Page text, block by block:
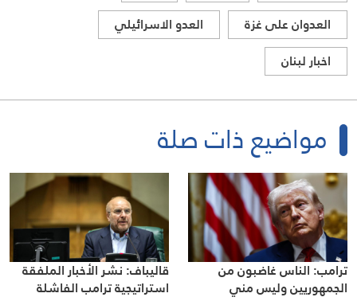
العدوان على غزة
العدو الاسرائيلي
اخبار لبنان
مواضيع ذات صلة
ترامب: الناس غاضبون من
الجمهوريين وليس مني
قاليباف: نشر الأخبار الملفقة
استراتيجية ترامب الفاشلة